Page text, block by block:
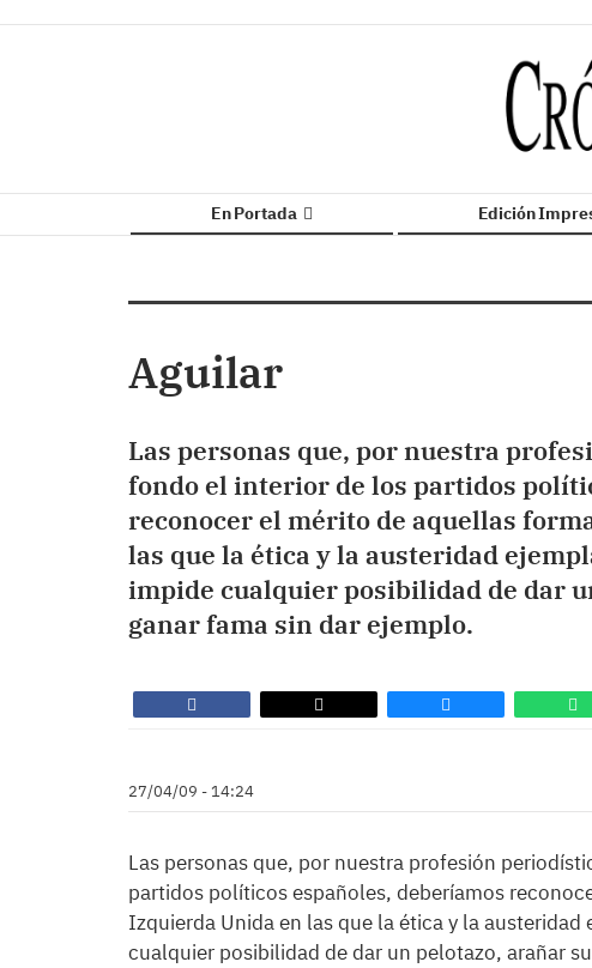
En Portada Edición
Aguilar
Las personas que, por nuestra
fondo el interior de los partidos
reconocer el mérito de aquellas
las que la ética y la austeridad
impide cualquier posibilidad de dar
ganar fama sin dar ejemplo.
27/04/09 - 14:24
Las personas que, por nuestra profesión
partidos políticos españoles, deberíamos
Izquierda Unida en las que la ética y la
cualquier posibilidad de dar un pelotazo, arañar